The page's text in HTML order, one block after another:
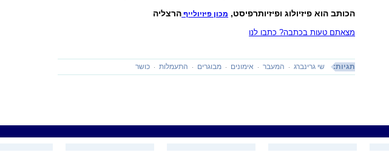
הכותב הוא פיזיולוג ופיזיותרפיסט, מכון פיזיולייף הרצליה
מצאתם טעות בכתבה? כתבו לנו
תגיות: שי גרינברג המעבר אימונים מבוגרים התעמלות כושר